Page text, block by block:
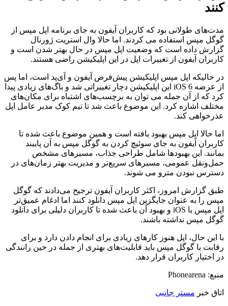
کنند
مدت‌های طولانی بود که کاربران آیفون به جای برنامه اپل مپس از
گوگل مپس استفاده می کردند. اما حالا وال استریت ژورنال
گزارش داده است که وضعیت اپل مپس در حال بهتر شدن است و
کاربران آیفون از تغییرات اپل در این اپلیکیشن راضی هستند.
در حالیکه اپل مپس اپلیکیشن پیش‌فرض آیفون و آی‌پد است، اما پس
از عرضه iOS 6 این اپلیکیشن دچار تغییراتی شد و باگ‌های زیادی پیدا
کرد که از آن جمله می توان به برچسب‌های اشتباه برای مکان‌های
مختلف اشاره کرد. این موضوع باعث شد تا تیم کوک مدیر عامل اپل
عذرخواهی کند.
اما حالا اپل مپس بهبود یافته است و همین موضوع باعث شده تا
کاربران آیفون به جای سوئیچ کردن به گوگل مپس به آن پایبند
بمانند. این بهبودها شامل طراحی جذاب، مسیرهای مشخص
حمل‌ونقل عمومی، مسیرهای سریع‌تر و مدیریت بهتر زمان‌های در
دسترس نبودن مترو می شوند.
طبق گزارش امروز، اکثر کاربران آیفون ترجیح می‌دادند که گوگل
مپس را به عنوان جایگزین اپل مپس دانلود کنند اما ادغام عمیق‌‌تر
اپل مپس با iOS و بهبود آن باعث شده تا کاربران دلیلی برای دانلود
گوگل مپس نداشته باشند.
با این حال، اپل هنوز کارهای زیادی برای انجام دادن دارد و برای
رقابت با گوگل مپس باید قابلیت‌های بهتری از جمله در حین رانندگی
در اختیار کاربران قرار دهد.
منبع: Phonearena
اتاق خبر مستر جانبی